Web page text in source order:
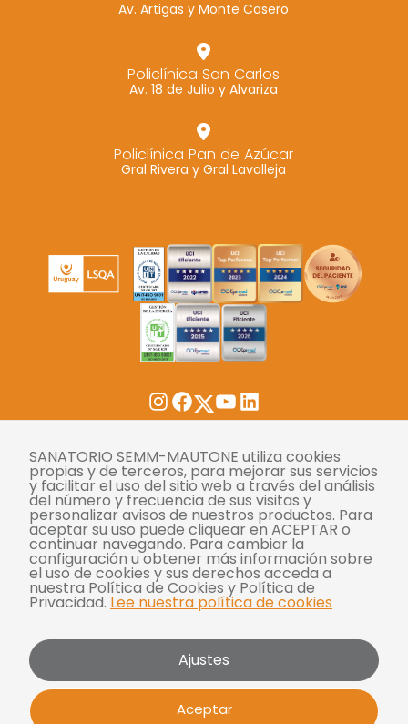
Av. Artigas y Monte Casero
Policlínica San Carlos
Av. 18 de Julio y Alvariza
Policlínica Pan de Azúcar
Gral Rivera y Gral Lavalleja
Instagram
Facebook
Twitter
YouTubeLinkedIn
Tasas
Derechos y deberes
Compliance
Términos y condiciones
Políticas de privacidad
Política de cookies
Bases y condiciones para concursos
reservados
SANATORIO SEMM-MAUTONE utiliza cookies
propias y de terceros, para mejorar sus servicios
y facilitar el uso del sitio web a través del análisis
del número y frecuencia de sus visitas y
personalizar avisos de nuestros productos. Para
aceptar su uso puede cliquear en ACEPTAR o
continuar navegando. Para cambiar la
configuración u obtener más información sobre
el uso de cookies y sus derechos acceda a
nuestra Política de Cookies y Política de
Privacidad. Lee nuestra política de cookies
Ajustes
Aceptar
aumentas la
posibilidad de
personalizados.